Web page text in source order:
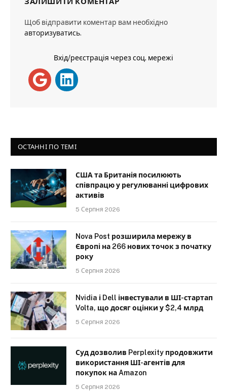
Щоб відправити коментар вам необхідно
авторизуватись.
Вхід/реєстрація через соц. мережі
ОСТАННІ ПО ТЕМІ
США та Британія посилюють
співпрацю у регулюванні цифрових
активів
5 Серпня 2026
Nova Post розширила мережу в
Європі на 266 нових точок з початку
року
5 Серпня 2026
Nvidia і Dell інвестували в ШІ-стартап
Volta, що досяг оцінки у $2,4 млрд
5 Серпня 2026
Суд дозволив Perplexity продовжити
використання ШІ-агентів для
покупок на Amazon
5 Серпня 2026